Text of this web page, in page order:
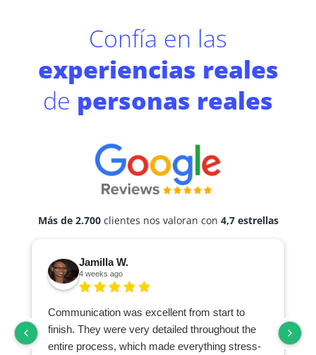
Confía en las
experiencias reales
de personas reales
Más de 2.700clientes nos valoran con 4,7 estrellas
Jamilla W.
4 weeks ago
Communication was excellent from start to
finish. They were very detailed throughout the
entire process, which made everything stress-